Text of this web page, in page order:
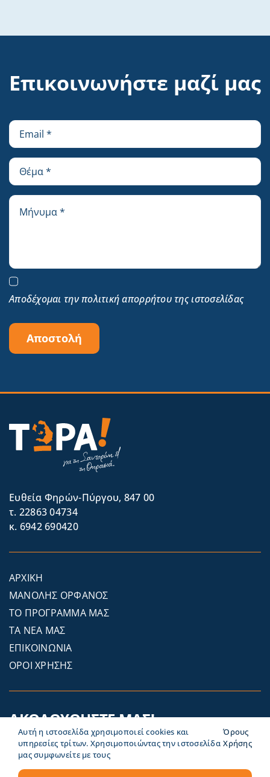
Επικοινωνήστε μαζί μας
Αποδέχομαι την πολιτική απορρήτου της ιστοσελίδας
Αποστολή
Eυθεία Φηρών-Πύργου, 847 00
τ. 22863 04734
κ. 6942 690420
ΑΡΧΙΚΗ
ΜΑΝΟΛΗΣ ΟΡΦΑΝΟΣ
ΤΟ ΠΡΟΓΡΑΜΜΑ ΜΑΣ
ΤΑ ΝΕΑ ΜΑΣ
ΕΠΙΚΟΙΝΩΝΙΑ
ΟΡΟΙ ΧΡΗΣΗΣ
ΑΚΟΛΟΥΘΗΣΤΕ ΜΑΣ!
Αυτή η ιστοσελίδα χρησιμοποιεί cookies και
υπηρεσίες τρίτων. Χρησιμοποιώντας την ιστοσελίδα
μας συμφωνείτε με τους
Όρους
Χρήσης